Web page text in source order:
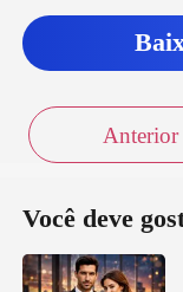
Anterior
Você deve